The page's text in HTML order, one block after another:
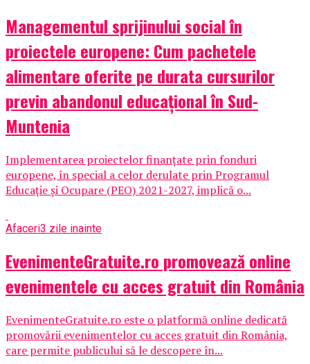
Managementul sprijinului social în
proiectele europene: Cum pachetele
alimentare oferite pe durata cursurilor
previn abandonul educațional în Sud-
Muntenia
Implementarea proiectelor finanțate prin fonduri
europene, în special a celor derulate prin Programul
Educație și Ocupare (PEO) 2021-2027, implică o...
Afaceri3 zile inainte
EvenimenteGratuite.ro promovează online
evenimentele cu acces gratuit din România
EvenimenteGratuite.ro este o platformă online dedicată
promovării evenimentelor cu acces gratuit din România,
care permite publicului să le descopere în...